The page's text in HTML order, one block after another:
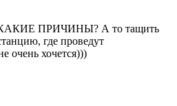
ПРИЧИНЫ? А то тащить
где проведут
очень хочется)))